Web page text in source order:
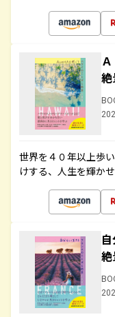
絶
世界を４０年以上歩
けする、人生を輝か
絶